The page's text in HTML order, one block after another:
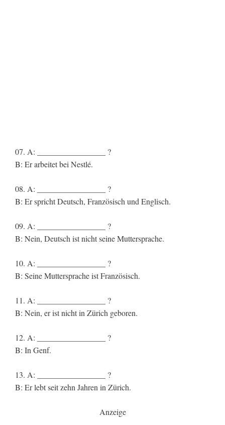
07. A: _________________ ?
B: Er arbeitet bei Nestlé.
08. A: _________________ ?
B: Er spricht Deutsch, Französisch und Englisch.
09. A: _________________ ?
B: Nein, Deutsch ist nicht seine Muttersprache.
10. A: _________________ ?
B: Seine Muttersprache ist Französisch.
11. A: _________________ ?
B: Nein, er ist nicht in Zürich geboren.
12. A: _________________ ?
B: In Genf.
13. A: _________________ ?
B: Er lebt seit zehn Jahren in Zürich.
Anzeige